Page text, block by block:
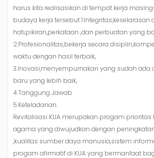
harus kita realisasikan di tempat kerja
budaya kerja tersebut 1.Integritas,keselarasan
hati,pikiran,perkataan ,dan perbuatan yang
2.Profesionalitas,bekerja secara
waktu dengan hasil terbaik,
3.Inovasi,menyempurnakan yang sudah ada
baru yang lebih baik,
4.Tanggung Jawab
5.Keteladanan.
Revitalisasi KUA merupakan progam prioritas
agama yang diwujudkan dengan
,kualitas sumber daya manusia,sistem
progam afirmatif di KUA yang bermanfaat